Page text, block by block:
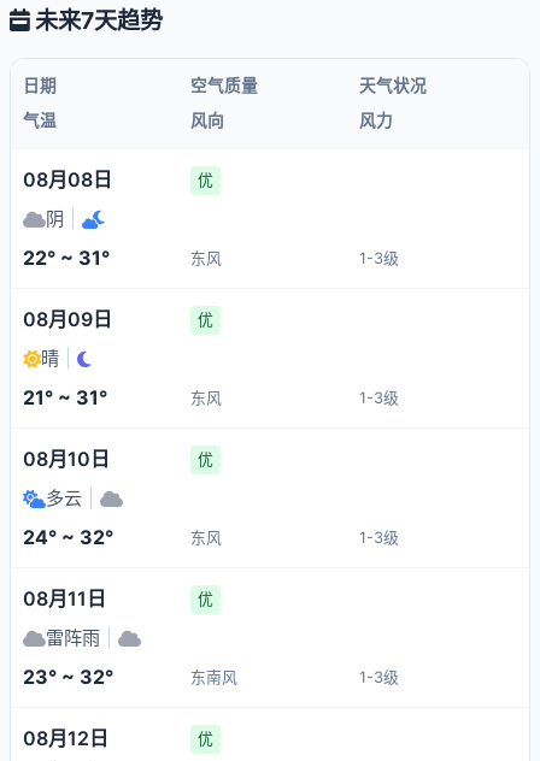
未来7天趋势
日期 空气质量
天气状况
气温
风向 风力
08月08日 优
阴
22° ~ 31° 东风 1-3级
08月09日 优
晴
21° ~ 31° 东风 1-3级
08月10日 优
多云
24° ~ 32° 东风 1-3级
08月11日 优
雷阵雨
23° ~ 32° 东南风 1-3级
08月12日 优